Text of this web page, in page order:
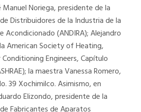
Manuel Noriega, presidente de la
Distribuidores de la Industria de la
Acondicionado (ANDIRA); Alejandro
American Society of Heating,
Engineers, Capítulo
la maestra Vanessa Romero,
39 Xochimilco. Asimismo, en
Elizondo, presidente de la